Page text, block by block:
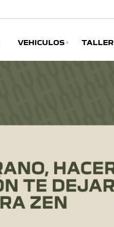
VEHICULOS TALLER